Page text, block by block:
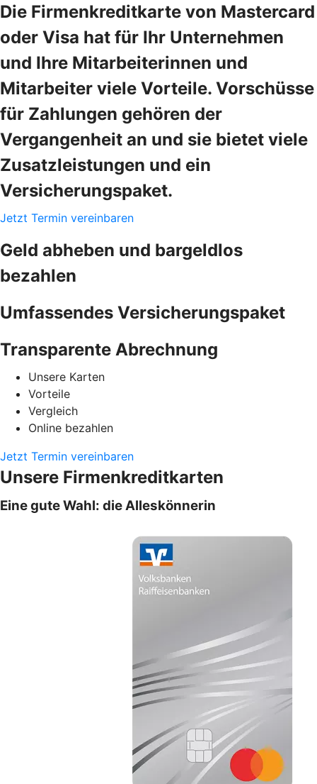
Die Firmenkreditkarte von Mastercard
oder Visa hat für Ihr Unternehmen
und Ihre Mitarbeiterinnen und
Mitarbeiter viele Vorteile. Vorschüsse
für Zahlungen gehören der
Vergangenheit an und sie bietet viele
Zusatzleistungen und ein
Versicherungspaket.
Jetzt Termin vereinbaren
Geld abheben und bargeldlos
bezahlen
Umfassendes Versicherungspaket
Transparente Abrechnung
Unsere Karten
Vorteile
Vergleich
Online bezahlen
Jetzt Termin vereinbaren
Unsere Firmenkreditkarten
Eine gute Wahl: die Alleskönnerin